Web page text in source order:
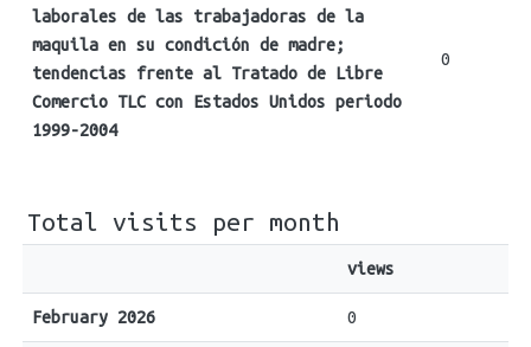
laborales de las trabajadoras de la
maquila en su condición de madre;
tendencias frente al Tratado de Libre
Comercio TLC con Estados Unidos periodo
1999-2004
0
Total visits per month
views
February 2026 0